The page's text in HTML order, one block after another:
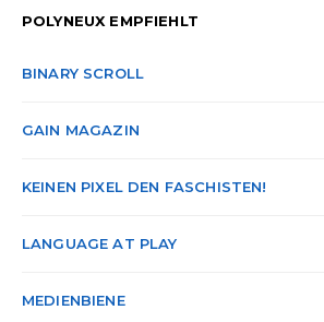
POLYNEUX EMPFIEHLT
BINARY SCROLL
GAIN MAGAZIN
KEINEN PIXEL DEN FASCHISTEN!
LANGUAGE AT PLAY
MEDIENBIENE